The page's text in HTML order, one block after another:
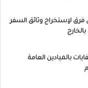
فرق لإستخراج وثائق السفر
بالميادين العامة